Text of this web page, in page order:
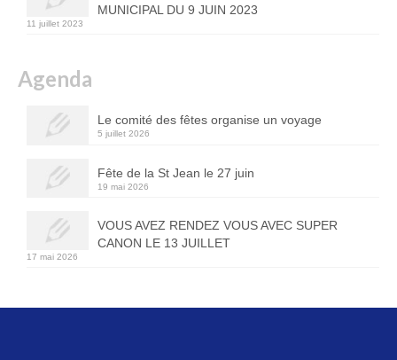
MUNICIPAL DU 9 JUIN 2023
11 juillet 2023
Agenda
Le comité des fêtes organise un voyage
5 juillet 2026
Fête de la St Jean le 27 juin
19 mai 2026
VOUS AVEZ RENDEZ VOUS AVEC SUPER
CANON LE 13 JUILLET
17 mai 2026